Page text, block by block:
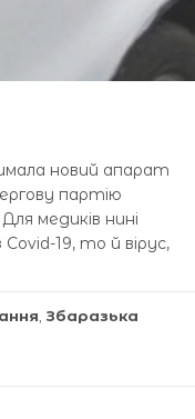
новий апарат
партію
медиків нині
19, то й вірус,
Збаразька